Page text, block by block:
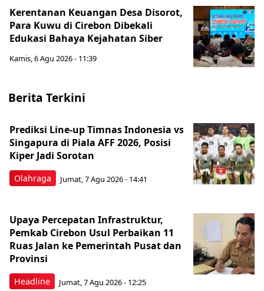
Kerentanan Keuangan Desa Disorot,
Para Kuwu di Cirebon Dibekali
Edukasi Bahaya Kejahatan Siber
Kamis, 6 Agu 2026 - 11:39
Berita Terkini
Olahraga
Prediksi Line-up Timnas Indonesia vs
Singapura di Piala AFF 2026, Posisi
Kiper Jadi Sorotan
Jumat, 7 Agu 2026 - 14:41
Headline
Upaya Percepatan Infrastruktur,
Pemkab Cirebon Usul Perbaikan 11
Ruas Jalan ke Pemerintah Pusat dan
Provinsi
Jumat, 7 Agu 2026 - 12:25